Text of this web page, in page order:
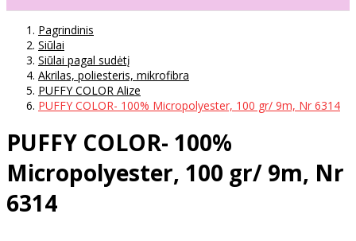
Pagrindinis
Siūlai
Siūlai pagal sudėtį
Akrilas, poliesteris, mikrofibra
PUFFY COLOR Alize
PUFFY COLOR- 100% Micropolyester, 100 gr/ 9m, Nr 6314
PUFFY COLOR- 100%
Micropolyester, 100 gr/ 9m, Nr
6314